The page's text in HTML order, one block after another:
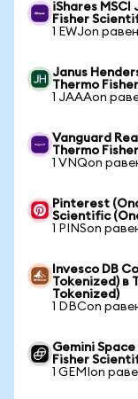
iShares MSCI
Fisher
1 EWJon
Janus
Thermo
1 JAAAon
Vanguard
Thermo
1 VNQon
Pinterest
Scientific
1 PINSon
Invesco DB
Tokenized) в
Tokenized)
1 DBCon
Gemini
Fisher
1 GEMIon